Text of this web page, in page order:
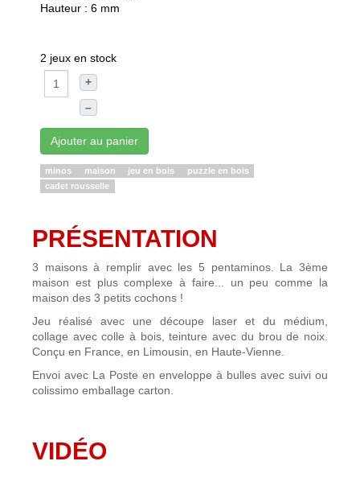
Hauteur : 6 mm
2 jeux en stock
+
–
Ajouter au panier
minos maison jeu en bois
puzzle en bois
cadet rousselle
PRÉSENTATION
3 maisons à remplir avec les 5 pentaminos. La 3ème
maison est plus complexe à faire... un peu comme la
maison des 3 petits cochons !
Jeu réalisé avec une découpe laser et du médium,
collage avec colle à bois, teinture avec du brou de noix.
Conçu en France, en Limousin, en Haute-Vienne.
Envoi avec La Poste en enveloppe à bulles avec suivi ou
colissimo emballage carton.
VIDÉO